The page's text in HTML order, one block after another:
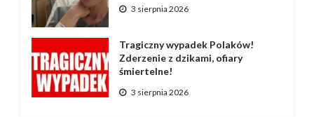
3 sierpnia 2026
Tragiczny wypadek Polaków!
Zderzenie z dzikami, ofiary
śmiertelne!
3 sierpnia 2026